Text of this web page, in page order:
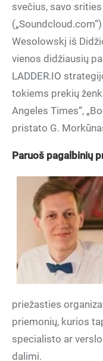
svečius, savo
Wesolowskį iš
vienos didžiausių
LADDER.IO
tokiems prekių
Angeles Times“,
pristato G.
Paruoš pagalbinių
priežasties
priemonių, kurios
specialisto ar
dalimi.